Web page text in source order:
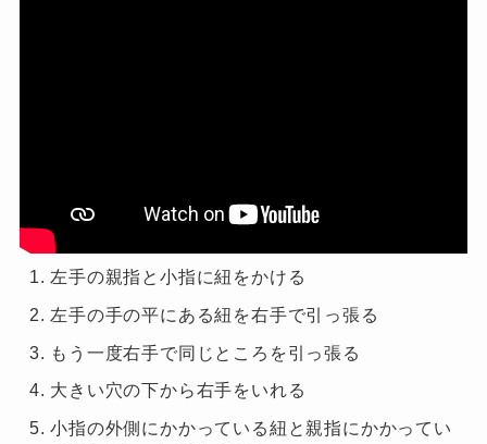
左手の親指と小指に紐をかける
左手の手の平にある紐を右手で引っ張る
もう一度右手で同じところを引っ張る
大きい穴の下から右手をいれる
小指の外側にかかっている紐と親指にかかってい